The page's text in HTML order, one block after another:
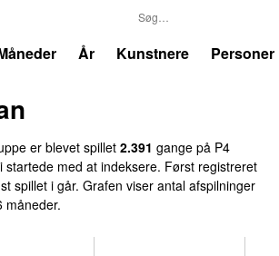
År Kunstnere Personer
er blevet spillet 2.391 gange på P4
startede med at indeksere. Først registreret
spilleti går. Grafen viser antal afspilninger
måneder.